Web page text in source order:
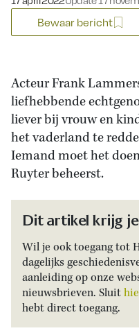
Bewaar bericht
Acteur Frank
liefhebbende
liever bij vrouw en
het vaderland te
Iemand moet het
Ruyter beheerst.
Dit artikel krijg
Wil je ook toegang tot
dagelijks
aanleiding op onze
nieuwsbrieven. Sluit
hebt direct toegang.